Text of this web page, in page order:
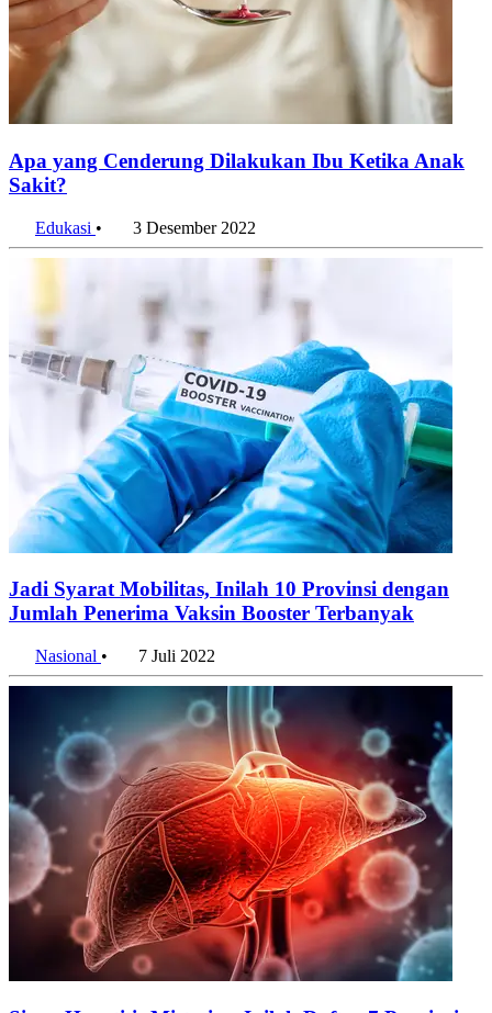
Apa yang Cenderung Dilakukan Ibu Ketika Anak
Sakit?
Edukasi • 3 Desember 2022
Jadi Syarat Mobilitas, Inilah 10 Provinsi dengan
Jumlah Penerima Vaksin Booster Terbanyak
Nasional • 7 Juli 2022